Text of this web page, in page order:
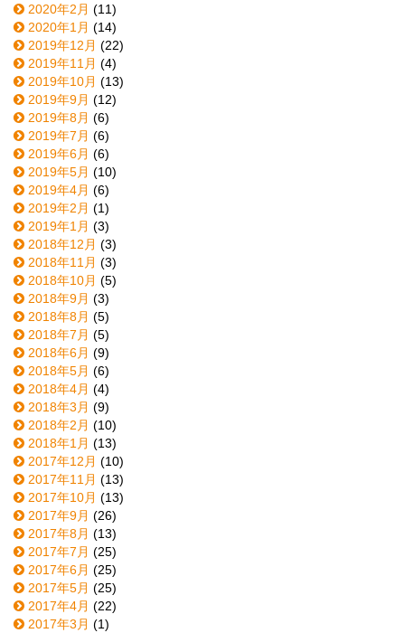
2020年2月 (11)
2020年1月 (14)
2019年12月 (22)
2019年11月 (4)
2019年10月 (13)
2019年9月 (12)
2019年8月 (6)
2019年7月 (6)
2019年6月 (6)
2019年5月 (10)
2019年4月 (6)
2019年2月 (1)
2019年1月 (3)
2018年12月 (3)
2018年11月 (3)
2018年10月 (5)
2018年9月 (3)
2018年8月 (5)
2018年7月 (5)
2018年6月 (9)
2018年5月 (6)
2018年4月 (4)
2018年3月 (9)
2018年2月 (10)
2018年1月 (13)
2017年12月 (10)
2017年11月 (13)
2017年10月 (13)
2017年9月 (26)
2017年8月 (13)
2017年7月 (25)
2017年6月 (25)
2017年5月 (25)
2017年4月 (22)
2017年3月 (1)